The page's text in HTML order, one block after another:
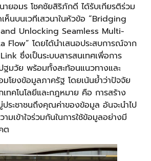
ายอมร โชคชัยสิริภักดี ได้รับเกียรติร่วม
ห็นบนเวทีเสวนาในหัวข้อ “Bridging
Unlocking Seamless Multi-
Flow” โดยได้นำเสนอประสบการณ์จาก
ซึ่งเป็นระบบสารสนเทศเพื่อการ
ฐมวัย พร้อมทั้งสะท้อนแนวทางและ
มโยงข้อมูลภาครัฐ โดยเน้นย้ำว่าปัจจัย
ทคโนโลยีและกฎหมาย คือ การสร้าง
ประชาชนถึงคุณค่าของข้อมูล อันจะนำไป
มเข้าใจร่วมกันในการใช้ข้อมูลอย่างมี
ต